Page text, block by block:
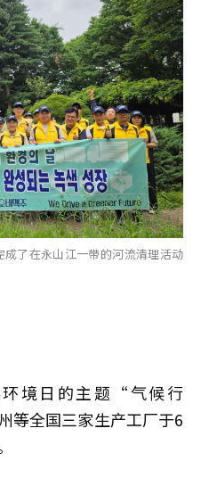
了在永山江一带的河流清理活动
境日的主题“气候行
等全国三家生产工厂于6